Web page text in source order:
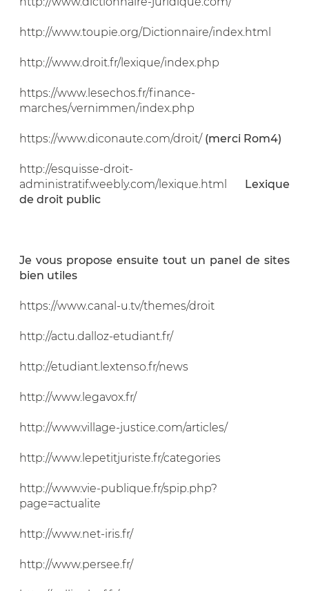
http://www.toupie.org/Dictionnaire/index.html
http://www.droit.fr/lexique/index.php
https://www.lesechos.fr/finance-
marches/vernimmen/index.php
https://www.diconaute.com/droit/ (merci Rom4)
http://esquisse-droit-
administratif.weebly.com/lexique.html
Lexique
de droit public
Je vous propose ensuite tout un panel de sites
bien utiles
https://www.canal-u.tv/themes/droit
http://actu.dalloz-etudiant.fr/
http://etudiant.lextenso.fr/news
http://www.legavox.fr/
http://www.village-justice.com/articles/
http://www.lepetitjuriste.fr/categories
http://www.vie-publique.fr/spip.php?
page=actualite
http://www.net-iris.fr/
http://www.persee.fr/